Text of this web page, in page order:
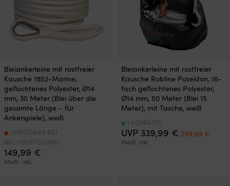
Bleiankerleine mit rostfreier
Kausche 1852-Marine,
geflochtenes Polyester, Ø14
mm, 30 Meter (Blei über die
gesamte Länge – für
Ankerspiele), weiß
149,99 €
MwSt. inkl.
VERFÜGBAR BEI
NACHBESTELLUNG
Bleiankerleine mit rostfreier
Kausche Robline Poseidon, 16-
fach geflochtenes Polyester,
Ø14 mm, 50 Meter (Blei 15
Meter), mit Tasche, weiß
UVP 339,99 €
Preis
299,99 €
MwSt. inkl.
1 VORRÄTIG